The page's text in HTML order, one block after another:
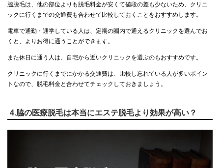
脇脱毛は、他の部位よりも脱毛料金が安くて値段の差も少ないため、クリニ
ックに行くまでの交通費も合わせて比較しておくことをおすすめします。
電車で通勤・通学している人は、定期の圏内で通えるクリニックを選んでお
くと、よりお得に通うことができます。
また休日に通う人は、自宅から近いクリニックを選ぶのもおすすめです。
クリニックに行くまでにかかる交通費は、比較し忘れている人が多いポイン
トなので、脱毛料金と合わせてチェックしておきましょう。
4.脇の医療脱毛は本当にエステ脱毛より効果が高い？